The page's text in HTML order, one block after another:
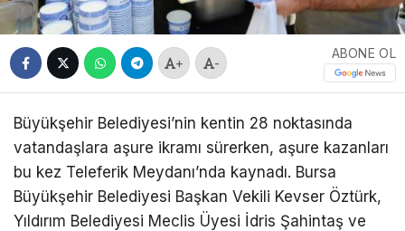
+ -
ABONE OL
Büyükşehir Belediyesi’nin kentin 28 noktasında
vatandaşlara aşure ikramı sürerken, aşure kazanları
bu kez Teleferik Meydanı’nda kaynadı. Bursa
Büyükşehir Belediyesi Başkan Vekili Kevser Öztürk,
Yıldırım Belediyesi Meclis Üyesi İdris Şahintaş ve